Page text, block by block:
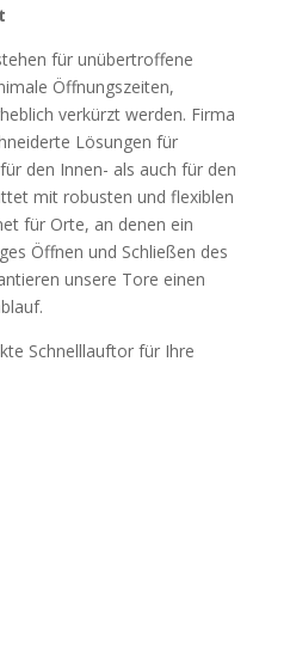
für unübertroffene
Öffnungszeiten,
verkürzt werden. Firma
Lösungen für
den Innen- als auch für den
mit robusten und flexiblen
für Orte, an denen ein
Öffnen und Schließen des
unsere Tore einen
Schnelllauftor für Ihre